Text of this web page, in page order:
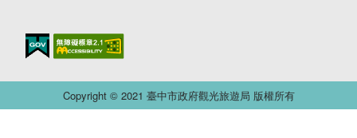
Copyright © 2021 臺中市政府觀光旅遊局 版權所有